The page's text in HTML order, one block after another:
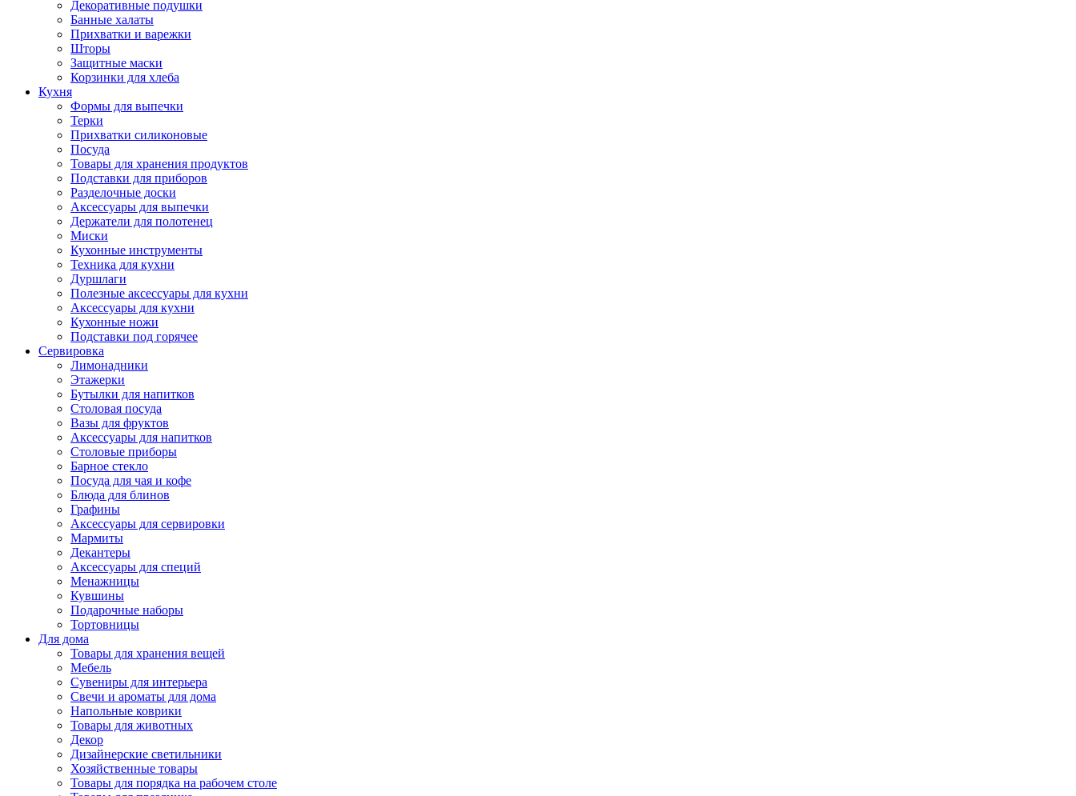
Декоративные подушки
Банные халаты
Прихватки и варежки
Шторы
Защитные маски
Корзинки для хлеба
Кухня
Формы для выпечки
Терки
Прихватки силиконовые
Посуда
Товары для хранения продуктов
Подставки для приборов
Разделочные доски
Аксессуары для выпечки
Держатели для полотенец
Миски
Кухонные инструменты
Техника для кухни
Дуршлаги
Полезные аксессуары для кухни
Аксессуары для кухни
Кухонные ножи
Подставки под горячее
Сервировка
Лимонадники
Этажерки
Бутылки для напитков
Столовая посуда
Вазы для фруктов
Аксессуары для напитков
Столовые приборы
Барное стекло
Посуда для чая и кофе
Блюда для блинов
Графины
Аксессуары для сервировки
Мармиты
Декантеры
Аксессуары для специй
Менажницы
Кувшины
Подарочные наборы
Тортовницы
Для дома
Товары для хранения вещей
Мебель
Сувениры для интерьера
Свечи и ароматы для дома
Напольные коврики
Товары для животных
Декор
Дизайнерские светильники
Хозяйственные товары
Товары для порядка на рабочем столе